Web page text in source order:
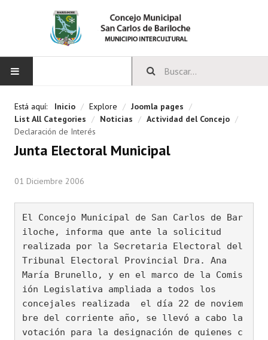
CONCEJO
Bloques Políticos
Integrantes del Concejo
Comisiones Permanentes
Comisiones Especiales
Concejales Mandato Cumplido
Programas
LEGISLACIÓN
Constitución Nacional
Está aquí: Inicio / Explore / Joomla pages /
List All Categories / Noticias / Actividad del Concejo /
Declaración de Interés
Junta Electoral Municipal
01 Diciembre 2006
El Concejo Municipal de San Carlos de Bar
iloche, informa que ante la solicitud
realizada por la Secretaria Electoral del
Tribunal Electoral Provincial Dra. Ana
María Brunello, y en el marco de la Comis
ión Legislativa ampliada a todos los
concejales realizada  el día 22 de noviem
bre del corriente año, se llevó a cabo la
votación para la designación de quienes c